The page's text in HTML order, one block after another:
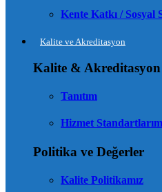
Kente Katkı / Sosyal
Kalite ve Akreditasyon
Kalite & Akreditasyon
Tanıtım
Hizmet
Politika ve Değerler
Kalite Politikamız